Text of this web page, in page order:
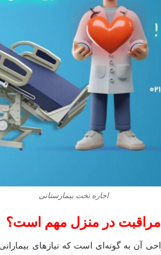
اجاره تخت بیمارستانی
مراقبت در منزل مهم است؟
آن به گونه‌ای است که نیازهای